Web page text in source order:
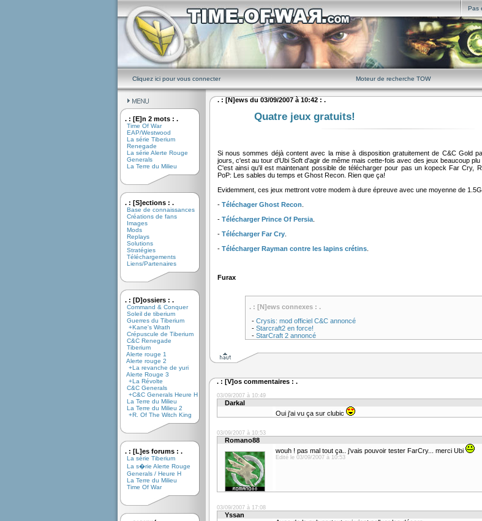
Pas
Cliquez ici pour vous connecter Moteur de recherche TOW
. : [E]n 2 mots : .
Time Of War
EAP/Westwood
La série Tiberium
Renegade
La série Alerte Rouge
Generals
La Terre du Milieu
. : [S]ections : .
Base de connaissances
Créations de fans
Images
Mods
Replays
Solutions
Stratégies
Téléchargements
Liens/Partenaires
. : [D]ossiers : .
Command & Conquer
Soleil de tiberium
Guerres du Tiberium
+Kane's Wrath
Crépuscule de Tiberium
C&C Renegade
Tiberium
Alerte rouge 1
Alerte rouge 2
+La revanche de yuri
Alerte Rouge 3
+La Révolte
C&C Generals
+C&C Generals Heure H
La Terre du Milieu
La Terre du Milieu 2
+R. Of The Witch King
. : [L]es forums : .
La série Tiberium
La s�rie Alerte Rouge
Generals / Heure H
La Terre du Milieu
Time Of War
. : [N]ews du 03/09/2007 à 10:42 : .
Quatre jeux gratuits!
Si nous sommes déjà content avec la mise à disposition gratuitement de C&C Gold
jours, c'est au tour d'Ubi Soft d'agir de même mais cette-fois avec des jeux beaucoup plu
C'est ainsi qu'il est maintenant possible de télécharger pour pas un kopeck Far Cry,
PoP: Les sables du temps et Ghost Recon. Rien que ça!
Evidemment, ces jeux mettront votre modem à dure épreuve avec une moyenne de
- Téléchager Ghost Recon
- Télécharger Prince Of Persia.
- Télécharger Far Cry.
- Télécharger Rayman contre les lapins crétins.
Furax
. : [N]ews connexes : .
- Crysis: mod officiel C&C annoncé
- Starcraft2 en force!
- StarCraft 2 annoncé
. : [V]os commentaires : .
03/09/2007 à 10:49
Darkal
Oui j'ai vu ça sur clubic
03/09/2007 à 10:53
Romano88
wouh ! pas mal tout ça.. j'vais pouvoir tester FarCry... merci Ubi
Edité le 03/09/2007 à 10:53
03/09/2007 à 17:08
Yssan